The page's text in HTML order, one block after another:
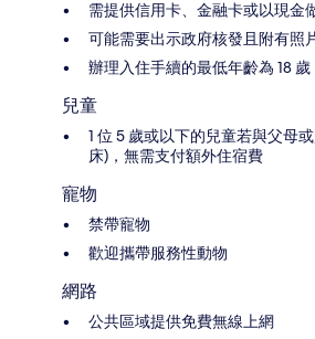
需提供信用卡、金融卡或以現金
可能需要出示政府核發且附有照
辦理入住手續的最低年齡為 18 歲
兒童
1 位 5 歲或以下的兒童若與父母
床)，無需支付額外住宿費
寵物
禁帶寵物
歡迎攜帶服務性動物
網路
公共區域提供免費無線上網